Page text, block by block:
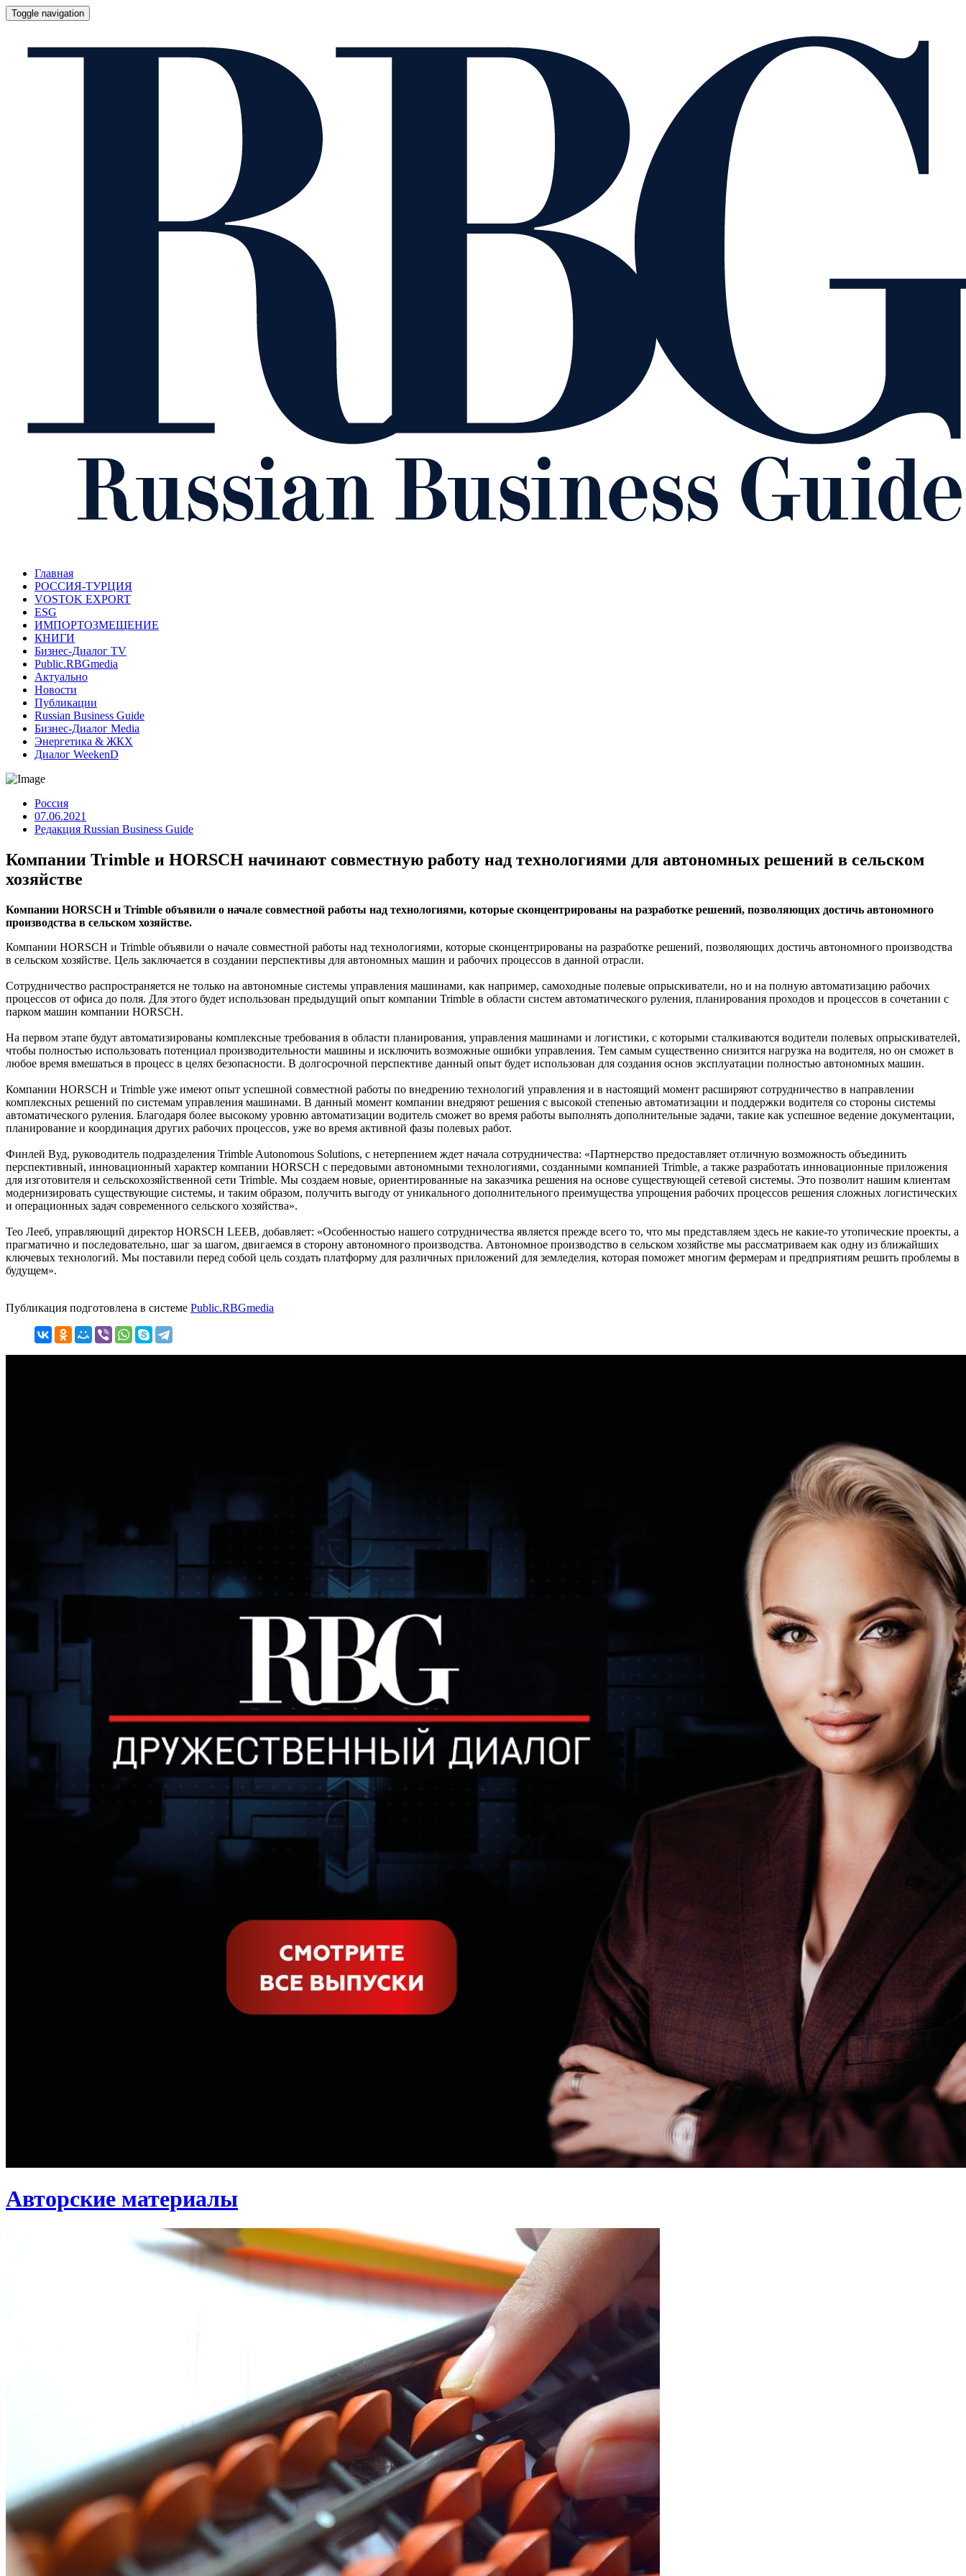
Toggle navigation
Главная
РОССИЯ-ТУРЦИЯ
VOSTOK EXPORT
ESG
ИМПОРТОЗМЕЩЕНИЕ
КНИГИ
Бизнес-Диалог TV
Public.RBGmedia
Актуально
Новости
Публикации
Russian Business Guide
Бизнес-Диалог Media
Энергетика & ЖКХ
Диалог WeekenD
Россия
07.06.2021
Редакция Russian Business Guide
Компании Trimble и HORSCH начинают совместную работу над технологиями для автономных решений в сельском
хозяйстве
Компании HORSCH и Trimble объявили о начале совместной работы над технологиями, которые сконцентрированы на разработке решений, позволяющих достичь автономного
производства в сельском хозяйстве.
Компании HORSCH и Trimble объявили о начале совместной работы над технологиями, которые сконцентрированы на разработке решений, позволяющих достичь автономного производства
в сельском хозяйстве. Цель заключается в создании перспективы для автономных машин и рабочих процессов в данной отрасли.
Сотрудничество распространяется не только на автономные системы управления машинами, как например, самоходные полевые опрыскиватели, но и на полную автоматизацию рабочих
процессов от офиса до поля. Для этого будет использован предыдущий опыт компании Trimble в области систем автоматического руления, планирования проходов и процессов в сочетании с
парком машин компании HORSCH.
На первом этапе будут автоматизированы комплексные требования в области планирования, управления машинами и логистики, с которыми сталкиваются водители полевых опрыскивателей,
чтобы полностью использовать потенциал производительности машины и исключить возможные ошибки управления. Тем самым существенно снизится нагрузка на водителя, но он сможет в
любое время вмешаться в процесс в целях безопасности. В долгосрочной перспективе данный опыт будет использован для создания основ эксплуатации полностью автономных машин.
Компании HORSCH и Trimble уже имеют опыт успешной совместной работы по внедрению технологий управления и в настоящий момент расширяют сотрудничество в направлении
комплексных решений по системам управления машинами. В данный момент компании внедряют решения с высокой степенью автоматизации и поддержки водителя со стороны системы
автоматического руления. Благодаря более высокому уровню автоматизации водитель сможет во время работы выполнять дополнительные задачи, такие как успешное ведение документации,
планирование и координация других рабочих процессов, уже во время активной фазы полевых работ.
Финлей Вуд, руководитель подразделения Trimble Autonomous Solutions, с нетерпением ждет начала сотрудничества: «Партнерство предоставляет отличную возможность объединить
перспективный, инновационный характер компании HORSCH с передовыми автономными технологиями, созданными компанией Trimble, а также разработать инновационные приложения
для изготовителя и сельскохозяйственной сети Trimble. Мы создаем новые, ориентированные на заказчика решения на основе существующей сетевой системы. Это позволит нашим клиентам
модернизировать существующие системы, и таким образом, получить выгоду от уникального дополнительного преимущества упрощения рабочих процессов решения сложных логистических
и операционных задач современного сельского хозяйства».
Тео Лееб, управляющий директор HORSCH LEEB, добавляет: «Особенностью нашего сотрудничества является прежде всего то, что мы представляем здесь не какие-то утопические проекты, а
прагматично и последовательно, шаг за шагом, двигаемся в сторону автономного производства. Автономное производство в сельском хозяйстве мы рассматриваем как одну из ближайших
ключевых технологий. Мы поставили перед собой цель создать платформу для различных приложений для земледелия, которая поможет многим фермерам и предприятиям решить проблемы в
будущем».
Публикация подготовлена в системе Public.RBGmedia
Авторские материалы